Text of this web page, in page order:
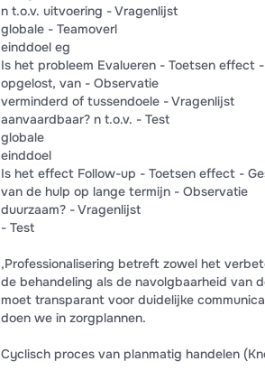
n t.o.v. uitvoering - Vragenlijst
globale - Teamoverl
einddoel eg
Is het probleem Evalueren - Toetsen effect
opgelost, van - Observatie
verminderd of tussendoele - Vragenlijst
aanvaardbaar? n t.o.v. - Test
globale
einddoel
Is het effect Follow-up - Toetsen effect -
van de hulp op lange termijn - Observatie
duurzaam? - Vragenlijst
- Test
,Professionalisering betreft zowel het
de behandeling als de navolgbaarheid van
moet transparant voor duidelijke
doen we in zorgplannen.
Cyclisch proces van planmatig handelen